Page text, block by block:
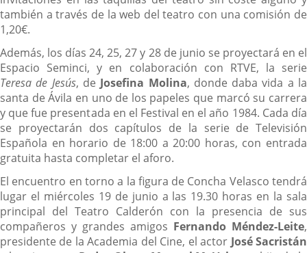
también a través de la web del teatro con una comisión de
1,20€.
Además, los días 24, 25, 27 y 28 de junio se proyectará en el
Espacio Seminci, y en colaboración con RTVE, la serie
Teresa de Jesús, de Josefina Molina, donde daba vida a la
santa de Ávila en uno de los papeles que marcó su carrera
y que fue presentada en el Festival en el año 1984. Cada día
se proyectarán dos capítulos de la serie de Televisión
Española en horario de 18:00 a 20:00 horas, con entrada
gratuita hasta completar el aforo.
El encuentro en torno a la figura de Concha Velasco tendrá
lugar el miércoles 19 de junio a las 19.30 horas en la sala
principal del Teatro Calderón con la presencia de sus
compañeros y grandes amigos Fernando Méndez-Leite,
presidente de la Academia del Cine, el actor José Sacristán